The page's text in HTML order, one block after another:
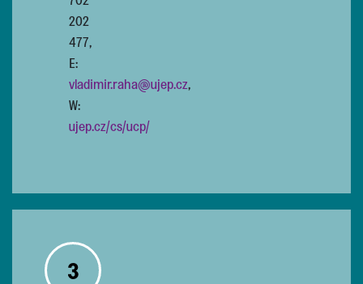
202
477,
E:
vladimir.raha@ujep.cz
W:
ujep.cz/cs/ucp/
3